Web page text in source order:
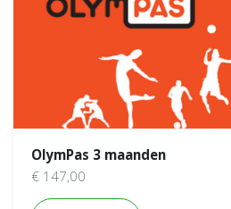
OlymPas 3 maanden
€ 147,00